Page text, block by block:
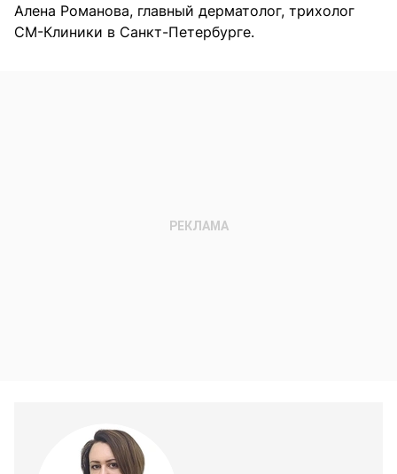
Алена Романова, главный дерматолог, трихолог
СМ-Клиники в Санкт-Петербурге.